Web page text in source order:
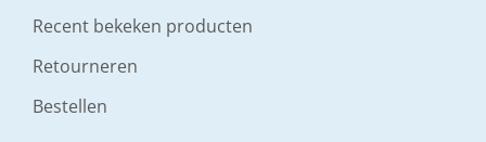
Recent bekeken producten
Retourneren
Bestellen